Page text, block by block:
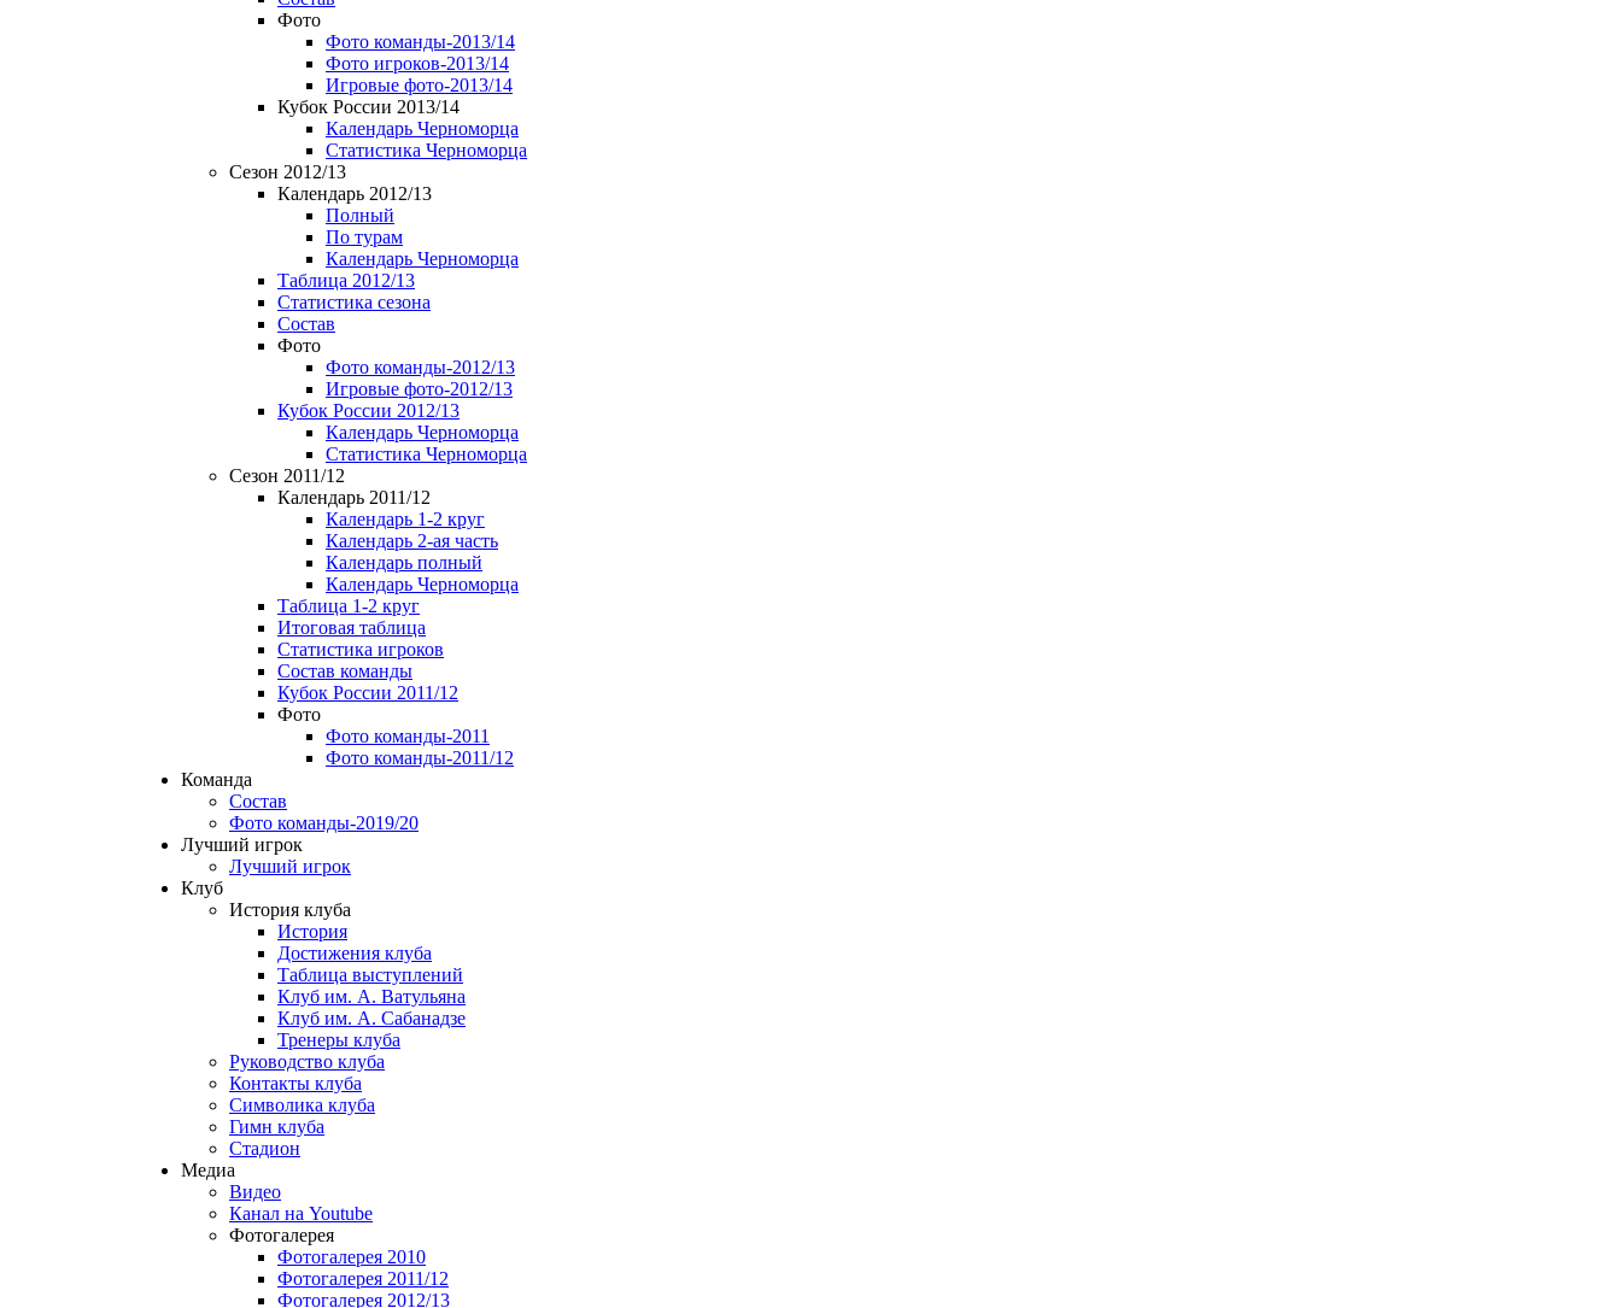
Фото
Фото команды-2013/14
Фото игроков-2013/14
Игровые фото-2013/14
Кубок России 2013/14
Календарь Черноморца
Статистика Черноморца
Сезон 2012/13
Календарь 2012/13
Полный
По турам
Календарь Черноморца
Таблица 2012/13
Статистика сезона
Состав
Фото
Фото команды-2012/13
Игровые фото-2012/13
Кубок России 2012/13
Календарь Черноморца
Статистика Черноморца
Сезон 2011/12
Календарь 2011/12
Календарь 1-2 круг
Календарь 2-ая часть
Календарь полный
Календарь Черноморца
Таблица 1-2 круг
Итоговая таблица
Статистика игроков
Состав команды
Кубок России 2011/12
Фото
Фото команды-2011
Фото команды-2011/12
Команда
Состав
Фото команды-2019/20
Лучший игрок
Лучший игрок
Клуб
История клуба
История
Достижения клуба
Таблица выступлений
Клуб им. А. Ватульяна
Клуб им. А. Сабанадзе
Тренеры клуба
Руководство клуба
Контакты клуба
Символика клуба
Гимн клуба
Стадион
Медиа
Видео
Канал на Youtube
Фотогалерея
Фотогалерея 2010
Фотогалерея 2011/12
Фотогалерея 2012/13